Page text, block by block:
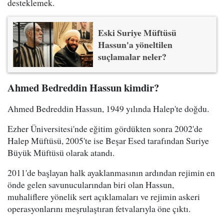
desteklemek.
Eski Suriye Müftüsü
Hassun'a yöneltilen
suçlamalar neler?
Ahmed Bedreddin Hassun kimdir?
Ahmed Bedreddin Hassun, 1949 yılında Halep'te doğdu.
Ezher Üniversitesi'nde eğitim gördükten sonra 2002'de
Halep Müftüsü, 2005'te ise Beşar Esed tarafından Suriye
Büyük Müftüsü olarak atandı.
2011'de başlayan halk ayaklanmasının ardından rejimin en
önde gelen savunucularından biri olan Hassun,
muhaliflere yönelik sert açıklamaları ve rejimin askeri
operasyonlarını meşrulaştıran fetvalarıyla öne çıktı.